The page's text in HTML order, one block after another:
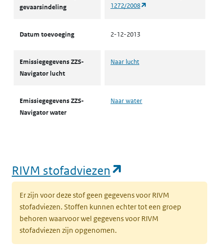
gevaarsindeling
1272/2008
Datum toevoeging 2-12-2013
Emissiegegevens ZZS-
Navigator lucht
Naar lucht
Emissiegegevens ZZS-
Navigator water
Naar water
RIVM stofadviezen
Er zijn voor deze stof geen gegevens voor RIVM
stofadviezen. Stoffen kunnen echter tot een groep
behoren waarvoor wel gegevens voor RIVM
stofadviezen zijn opgenomen.